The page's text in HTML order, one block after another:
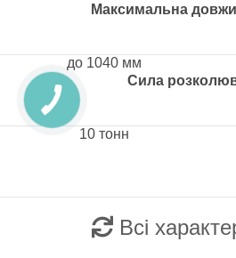
Максимальна
Сила
до 1040 мм
10 тонн
Всі